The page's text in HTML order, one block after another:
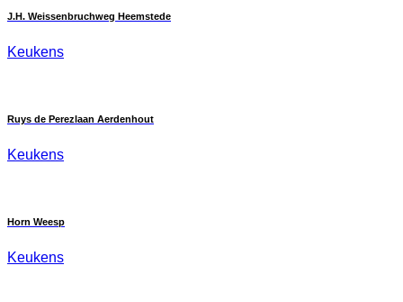
J.H. Weissenbruchweg Heemstede
Keukens
Ruys de Perezlaan Aerdenhout
Keukens
Horn Weesp
Keukens